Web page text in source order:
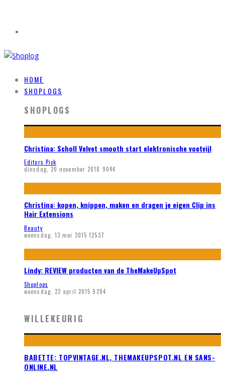
HOME
SHOPLOGS
SHOPLOGS
Christina: Scholl Velvet smooth start elektronische voetvijl
Editors Pick
dinsdag, 20 november 2018 9044
Christina: kopen, knippen, maken en dragen je eigen Clip ins
Hair Extensions
Beauty
woensdag, 13 mei 2015 12537
Lindy: REVIEW producten van de TheMakeUpSpot
Shoplogs
woensdag, 22 april 2015 9284
WILLEKEURIG
BABETTE: TOPVINTAGE.NL, THEMAKEUPSPOT.NL EN SANS-
ONLINE.NL